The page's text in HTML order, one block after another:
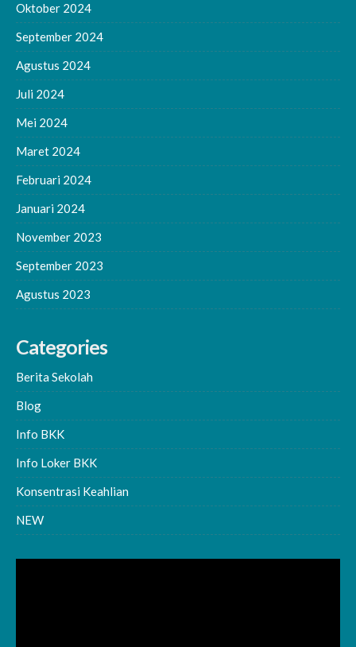
Oktober 2024
September 2024
Agustus 2024
Juli 2024
Mei 2024
Maret 2024
Februari 2024
Januari 2024
November 2023
September 2023
Agustus 2023
Categories
Berita Sekolah
Blog
Info BKK
Info Loker BKK
Konsentrasi Keahlian
NEW